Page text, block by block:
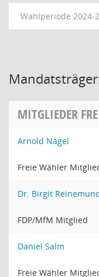
Wahlperiode 2024-
MITGLIEDER
Arnold Nagel
Freie Wähler
Dr. Birgit
FDP/MfM Mitglied
Daniel Salm
Freie Wähler